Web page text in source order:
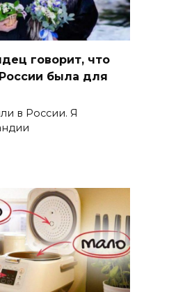
говорит, что
была для
в России. Я